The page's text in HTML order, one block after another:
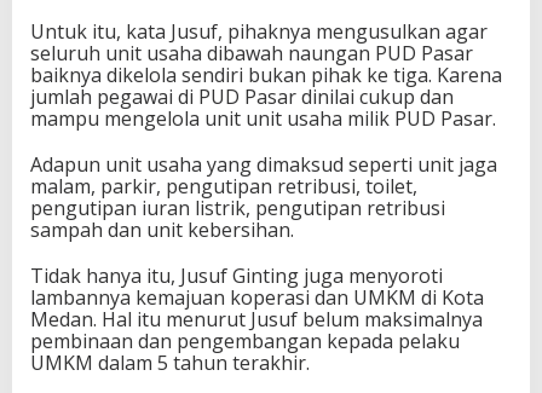
Untuk itu, kata Jusuf, pihaknya mengusulkan agar
seluruh unit usaha dibawah naungan PUD Pasar
baiknya dikelola sendiri bukan pihak ke tiga. Karena
jumlah pegawai di PUD Pasar dinilai cukup dan
mampu mengelola unit unit usaha milik PUD Pasar.
Adapun unit usaha yang dimaksud seperti unit jaga
malam, parkir, pengutipan retribusi, toilet,
pengutipan iuran listrik, pengutipan retribusi
sampah dan unit kebersihan.
Tidak hanya itu, Jusuf Ginting juga menyoroti
lambannya kemajuan koperasi dan UMKM di Kota
Medan. Hal itu menurut Jusuf belum maksimalnya
pembinaan dan pengembangan kepada pelaku
UMKM dalam 5 tahun terakhir.